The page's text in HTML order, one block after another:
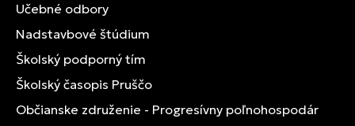
Učebné odbory
Nadstavbové štúdium
Školský podporný tím
Školský časopis Pruščo
Občianske združenie - Progresívny poľnohospodár